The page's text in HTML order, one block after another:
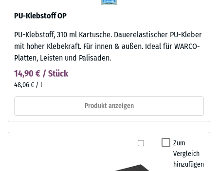
PU-Klebstoff OP
PU-Klebstoff, 310 ml Kartusche. Dauerelastischer PU-Kleber
mit hoher Klebekraft. Für innen & außen. Ideal für WARCO-
Platten, Leisten und Palisaden.
14,90 € / Stück
48,06 € / l
Produkt anzeigen
Zum
Vergleich
hinzufügen